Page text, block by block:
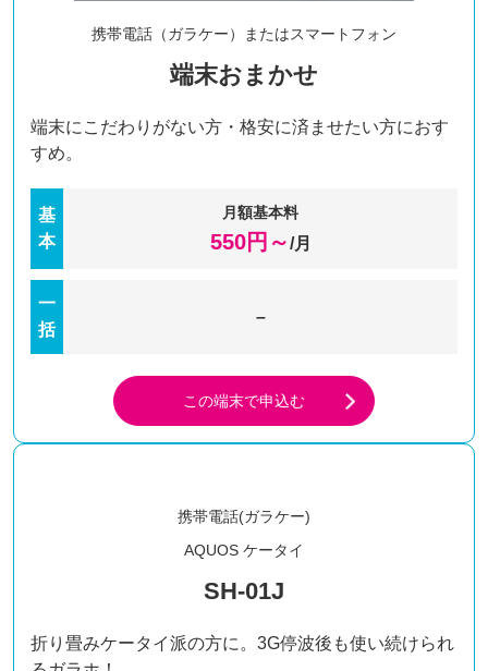
携帯電話（ガラケー）またはスマートフォン
端末おまかせ
端末にこだわりがない方・格安に済ませたい方におす
すめ。
基
本
月額基本料
550円～/月
一
括
–
この端末で申込む
携帯電話(ガラケー)
AQUOS ケータイ
SH-01J
折り畳みケータイ派の方に。3G停波後も使い続けられ